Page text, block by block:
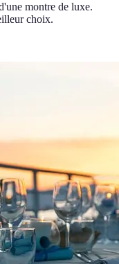
montre de luxe.
choix.